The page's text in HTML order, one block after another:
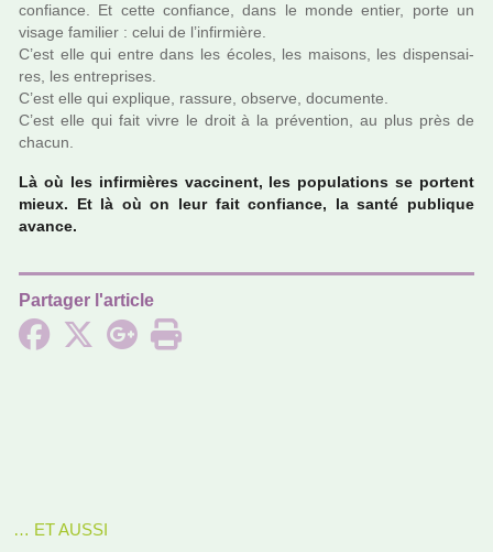
confiance. Et cette confiance, dans le monde entier, porte un
visage fami­lier : celui de l’infir­mière.
C’est elle qui entre dans les écoles, les mai­sons, les dis­pen­sai­
res, les entre­pri­ses.
C’est elle qui expli­que, ras­sure, observe, docu­mente.
C’est elle qui fait vivre le droit à la pré­ven­tion, au plus près de
chacun.
Là où les infir­miè­res vac­ci­nent, les popu­la­tions se por­tent
mieux. Et là où on leur fait confiance, la santé publi­que
avance.
Partager l'article
… ET AUSSI